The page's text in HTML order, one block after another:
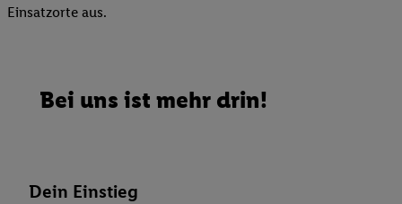
Einsatzorte aus.
Bei uns ist mehr drin!
Dein Einstieg